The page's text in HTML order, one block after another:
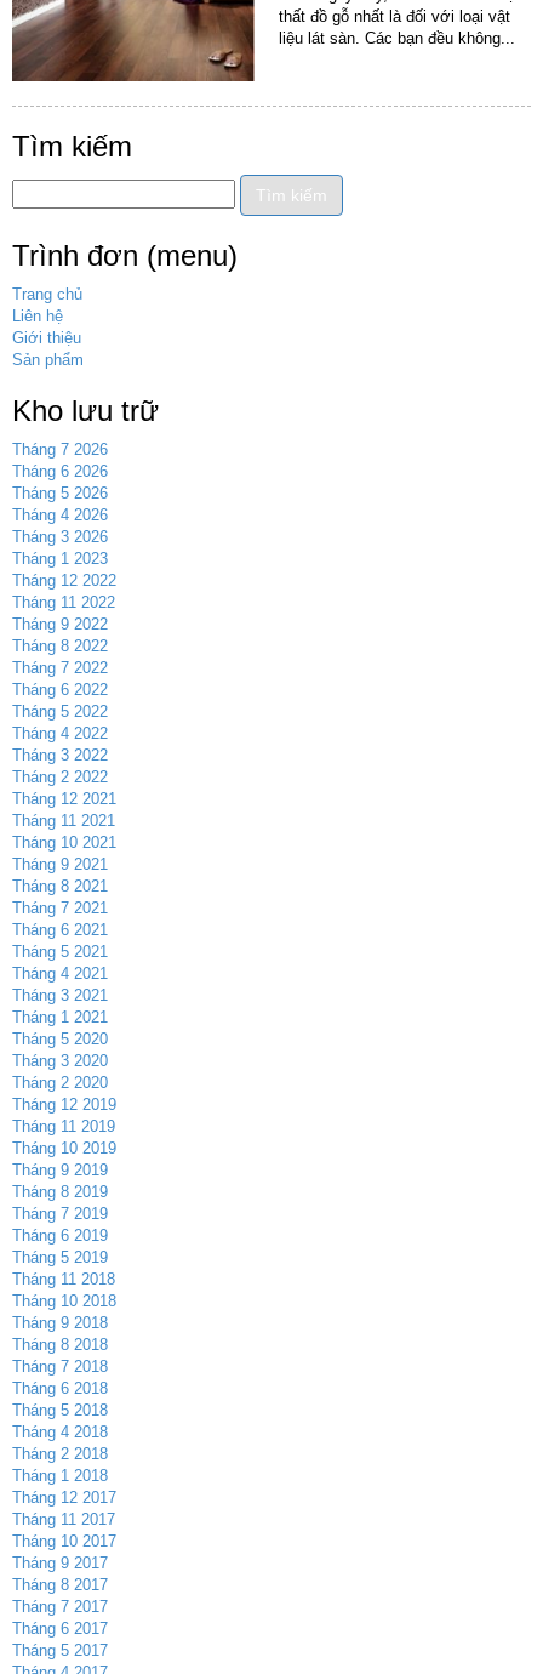
thất đồ gỗ nhất là đối với loại vật
liệu lát sàn. Các bạn đều không...
Tìm kiếm
Trình đơn (menu)
Trang chủ
Liên hệ
Giới thiệu
Sản phẩm
Kho lưu trữ
Tháng 7 2026
Tháng 6 2026
Tháng 5 2026
Tháng 4 2026
Tháng 3 2026
Tháng 1 2023
Tháng 12 2022
Tháng 11 2022
Tháng 9 2022
Tháng 8 2022
Tháng 7 2022
Tháng 6 2022
Tháng 5 2022
Tháng 4 2022
Tháng 3 2022
Tháng 2 2022
Tháng 12 2021
Tháng 11 2021
Tháng 10 2021
Tháng 9 2021
Tháng 8 2021
Tháng 7 2021
Tháng 6 2021
Tháng 5 2021
Tháng 4 2021
Tháng 3 2021
Tháng 1 2021
Tháng 5 2020
Tháng 3 2020
Tháng 2 2020
Tháng 12 2019
Tháng 11 2019
Tháng 10 2019
Tháng 9 2019
Tháng 8 2019
Tháng 7 2019
Tháng 6 2019
Tháng 5 2019
Tháng 11 2018
Tháng 10 2018
Tháng 9 2018
Tháng 8 2018
Tháng 7 2018
Tháng 6 2018
Tháng 5 2018
Tháng 4 2018
Tháng 2 2018
Tháng 1 2018
Tháng 12 2017
Tháng 11 2017
Tháng 10 2017
Tháng 9 2017
Tháng 8 2017
Tháng 7 2017
Tháng 6 2017
Tháng 5 2017